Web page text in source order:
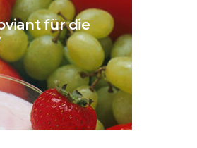
für die